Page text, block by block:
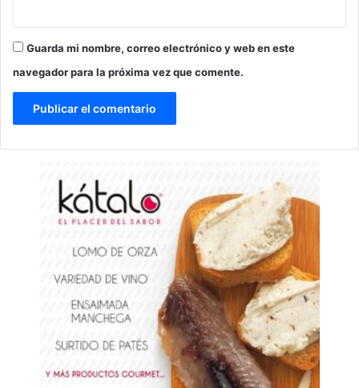
Guarda mi nombre, correo electrónico y web en este
navegador para la próxima vez que comente.